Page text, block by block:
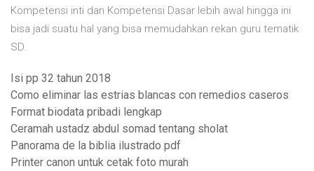
Kompetensi inti dan Kompetensi Dasar lebih awal hingga ini
bisa jadi suatu hal yang bisa memudahkan rekan guru tematik
SD.
Isi pp 32 tahun 2018
Como eliminar las estrias blancas con remedios caseros
Format biodata pribadi lengkap
Ceramah ustadz abdul somad tentang sholat
Panorama de la biblia ilustrado pdf
Printer canon untuk cetak foto murah